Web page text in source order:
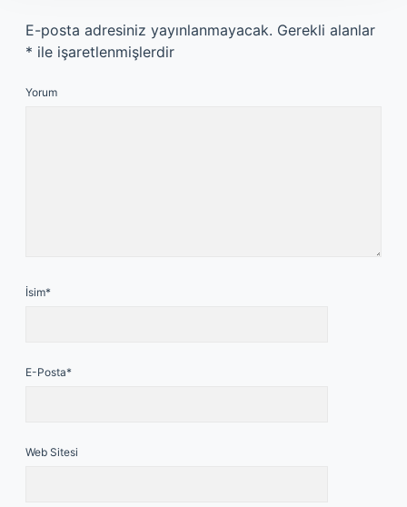
E-posta adresiniz yayınlanmayacak. Gerekli alanlar
* ile işaretlenmişlerdir
Yorum
İsim*
E-Posta*
Web Sitesi